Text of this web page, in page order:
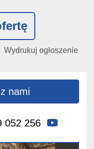
Wydrukuj ogłoszenie
nami
052 256